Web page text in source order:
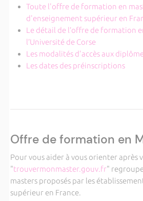
Toute l'offre de formation en
d'enseignement supérieur en
Le détail de l’offre de formation
l’Université de Corse
Les modalités d'accès aux
Les dates des préinscriptions
Offre de formation en
Pour vous aider à vous orienter après
"trouvermonmaster.gouv.fr"
masters proposés par les
supérieur en France.